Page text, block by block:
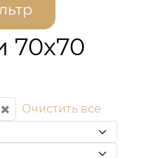
70x70
Очистить все